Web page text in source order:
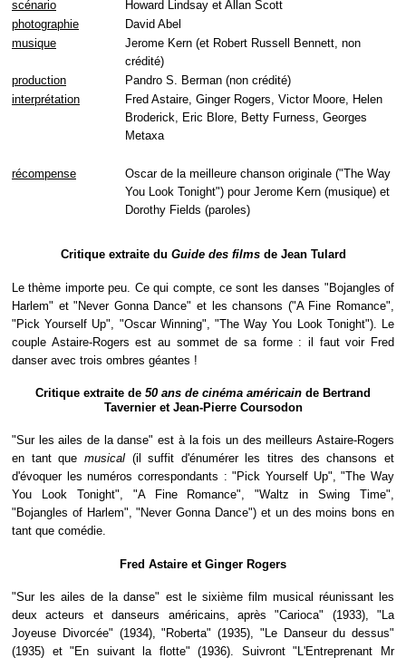
scénario
Howard Lindsay et Allan Scott
photographie
David Abel
musique
Jerome Kern (et Robert Russell Bennett, non
crédité)
production
Pandro S. Berman (non crédité)
interprétation
Fred Astaire, Ginger Rogers, Victor Moore, Helen
Broderick, Eric Blore, Betty Furness, Georges
Metaxa
récompense
Oscar de la meilleure chanson originale ("The Way
You Look Tonight") pour Jerome Kern (musique) et
Dorothy Fields (paroles)
Critique extraite du Guide des filmsde Jean Tulard
Le thème importe peu. Ce qui compte, ce sont les danses "Bojangles of
Harlem" et "Never Gonna Dance" et les chansons ("A Fine Romance",
"Pick Yourself Up", "Oscar Winning", "The Way You Look Tonight"). Le
couple Astaire-Rogers est au sommet de sa forme : il faut voir Fred
danser avec trois ombres géantes !
Critique extraite de 50 ans de cinéma américain de Bertrand
Tavernier et Jean-Pierre Coursodon
"Sur les ailes de la danse" est à la fois un des meilleurs Astaire-Rogers
en tant que musical(il suffit d'énumérer les titres des chansons et
d'évoquer les numéros correspondants : "Pick Yourself Up", "The Way
You Look Tonight", "A Fine Romance", "Waltz in Swing Time",
"Bojangles of Harlem", "Never Gonna Dance") et un des moins bons en
tant que comédie.
Fred Astaire et Ginger Rogers
"Sur les ailes de la danse" est le sixième film musical réunissant les
deux acteurs et danseurs américains, après "Carioca" (1933), "La
Joyeuse Divorcée" (1934), "Roberta" (1935), "Le Danseur du dessus"
(1935) et "En suivant la flotte" (1936). Suivront "L'Entreprenant Mr